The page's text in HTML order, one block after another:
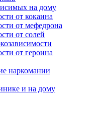
на дому
от кокаина
от мефедрона
от солей
от героина
наркомании
и на дому